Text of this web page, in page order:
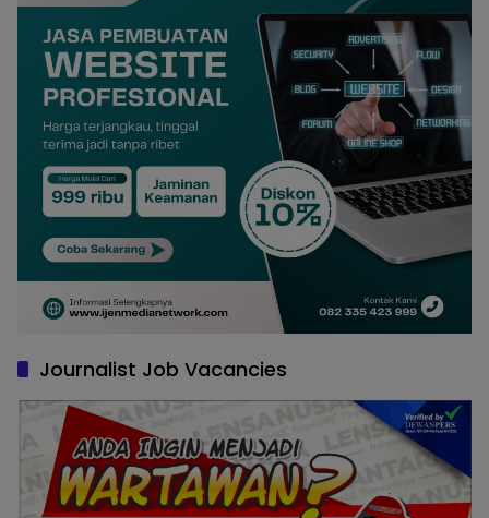
Journalist Job Vacancies